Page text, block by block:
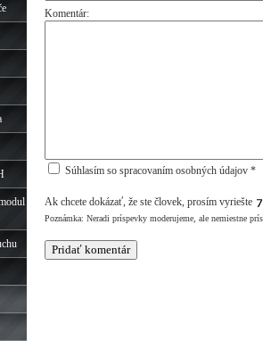
Komentár:
Súhlasím so spracovaním osobných údajov *
Ak chcete dokázať, že ste človek, prosím vyriešte
Poznámka: Neradi príspevky moderujeme, ale nemiestne